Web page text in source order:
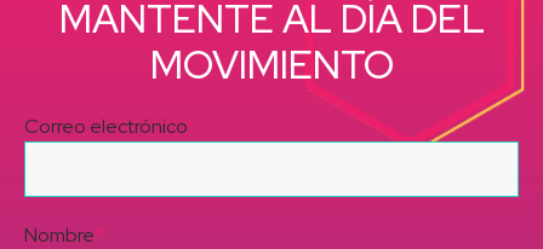
MANTENTE AL DÍA DEL
MOVIMIENTO
Correo electrónico*
Nombre*